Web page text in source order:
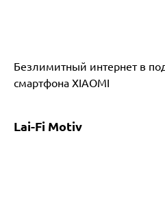
Безлимитный интернет в
смартфона XIAOMI
Lai-Fi Motiv